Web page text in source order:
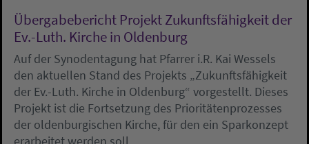
Übergabebericht Projekt Zukunftsfähigkeit der
Ev.-Luth. Kirche in Oldenburg
Auf der Synodentagung hat Pfarrer i.R. Kai Wessels
den aktuellen Stand des Projekts „Zukunftsfähigkeit
der Ev.-Luth. Kirche in Oldenburg“ vorgestellt. Dieses
Projekt ist die Fortsetzung des Prioritätenprozesses
der oldenburgischen Kirche, für den ein Sparkonzept
erarbeitet werden soll.